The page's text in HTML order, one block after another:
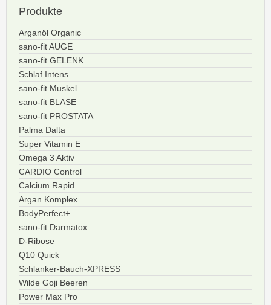
Produkte
Arganöl Organic
sano-fit AUGE
sano-fit GELENK
Schlaf Intens
sano-fit Muskel
sano-fit BLASE
sano-fit PROSTATA
Palma Dalta
Super Vitamin E
Omega 3 Aktiv
CARDIO Control
Calcium Rapid
Argan Komplex
BodyPerfect+
sano-fit Darmatox
D-Ribose
Q10 Quick
Schlanker-Bauch-XPRESS
Wilde Goji Beeren
Power Max Pro